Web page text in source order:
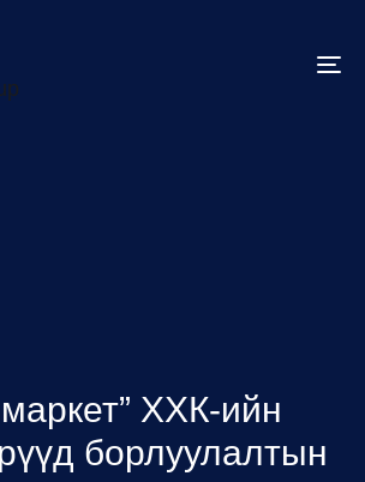
ХХК-ийн
борлуулалтын